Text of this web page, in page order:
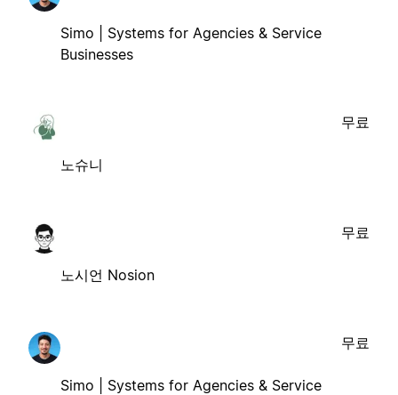
Simo | Systems for Agencies & Service
Businesses
노슈니
무료
노시언 Nosion
무료
Simo | Systems for Agencies & Service
무료